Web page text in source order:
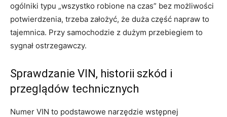
ogólniki typu „wszystko robione na czas” bez możliwości
potwierdzenia, trzeba założyć, że duża część napraw to
tajemnica. Przy samochodzie z dużym przebiegiem to
sygnał ostrzegawczy.
Sprawdzanie VIN, historii szkód i
przeglądów technicznych
Numer VIN to podstawowe narzędzie wstępnej